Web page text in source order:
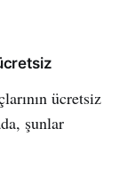
ücretsiz
şunlar